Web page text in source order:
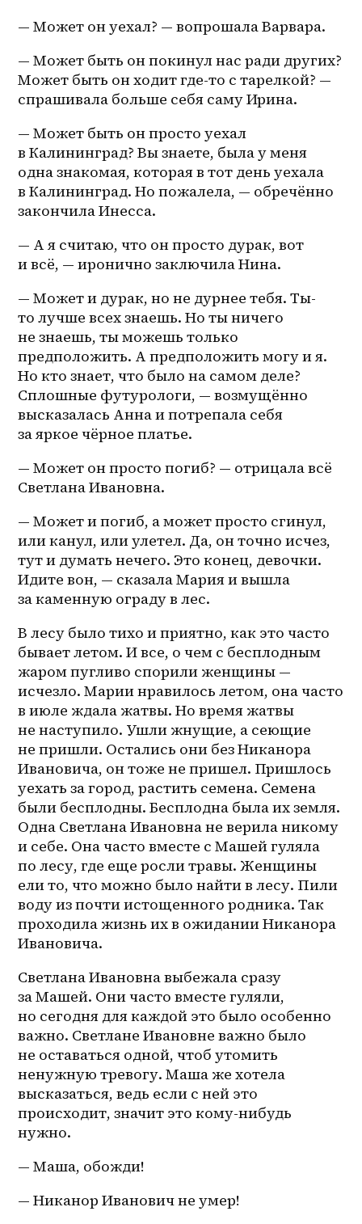
— Может он уехал? — вопрошала Варвара.
— Может быть он покинул нас ради других?
Может быть он ходит где-то с тарелкой? —
спрашивала больше себя саму Ирина.
— Может быть он просто уехал
в Калининград? Вы знаете, была у меня
одна знакомая, которая в тот день уехала
в Калининград. Но пожалела, — обречённо
закончила Инесса.
— А я считаю, что он просто дурак, вот
и всё, — иронично заключила Нина.
— Может и дурак, но не дурнее тебя. Ты-
то лучше всех знаешь. Но ты ничего
не знаешь, ты можешь только
предположить. А предположить могу и я.
Но кто знает, что было на самом деле?
Сплошные футурологи, — возмущённо
высказалась Анна и потрепала себя
за яркое чёрное платье.
— Может он просто погиб? — отрицала всё
Светлана Ивановна.
— Может и погиб, а может просто сгинул,
или канул, или улетел. Да, он точно исчез,
тут и думать нечего. Это конец, девочки.
Идите вон, — сказала Мария и вышла
за каменную ограду в лес.
В лесу было тихо и приятно, как это часто
бывает летом. И все, о чем с бесплодным
жаром пугливо спорили женщины —
исчезло. Марии нравилось летом, она часто
в июле ждала жатвы. Но время жатвы
не наступило. Ушли жнущие, а сеющие
не пришли. Остались они без Никанора
Ивановича, он тоже не пришел. Пришлось
уехать за город, растить семена. Семена
были бесплодны. Бесплодна была их земля.
Одна Светлана Ивановна не верила никому
и себе. Она часто вместе с Машей гуляла
по лесу, где еще росли травы. Женщины
ели то, что можно было найти в лесу. Пили
воду из почти истощенного родника. Так
проходила жизнь их в ожидании Никанора
Ивановича.
Светлана Ивановна выбежала сразу
за Машей. Они часто вместе гуляли,
но сегодня для каждой это было особенно
важно. Светлане Ивановне важно было
не оставаться одной, чтоб утомить
ненужную тревогу. Маша же хотела
высказаться, ведь если с ней это
происходит, значит это кому-нибудь
нужно.
— Маша, обожди!
— Никанор Иванович не умер!